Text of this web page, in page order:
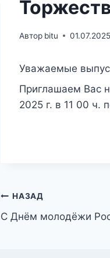
Автор bitu 01.07.2025
Уважаемые
Приглашаем Вас
2025 г. в 11 00 ч.
Навигация
по
НАЗАД
С Днём молодёжи